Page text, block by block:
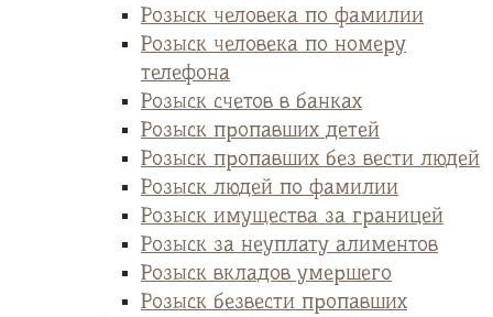
Розыск человека по фамилии
Розыск человека по номеру
телефона
Розыск счетов в банках
Розыск пропавших детей
Розыск пропавших без вести людей
Розыск людей по фамилии
Розыск имущества за границей
Розыск за неуплату алиментов
Розыск вкладов умершего
Розыск безвести пропавших